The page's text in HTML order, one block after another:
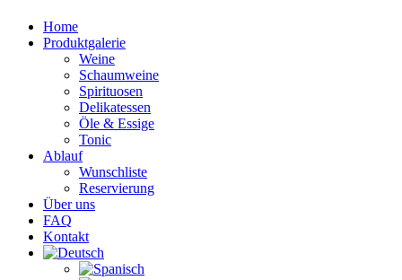
Home
Produktgalerie
Weine
Schaumweine
Spirituosen
Delikatessen
Öle & Essige
Tonic
Ablauf
Wunschliste
Reservierung
Über uns
FAQ
Kontakt